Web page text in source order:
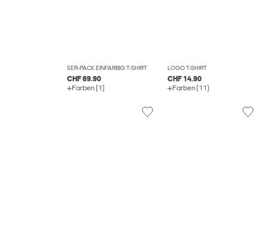
5ER-PACK EINFARBIG T-SHIRT
CHF 69.90
Farben (1)
LOGO T-SHIRT
CHF 14.90
Farben (11)